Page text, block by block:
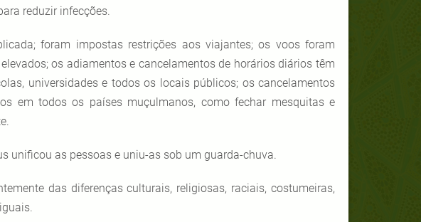
reduzir infecções.
foram impostas restrições aos viajantes; os voos foram
os adiamentos e cancelamentos de horários diários têm
universidades e todos os locais públicos; os cancelamentos
em todos os países muçulmanos, como fechar mesquitas e
unificou as pessoas e uniu-as sob um guarda-chuva.
das diferenças culturais, religiosas, raciais, costumeiras,